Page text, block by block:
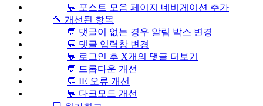
💬 포스트 모음 페이지 네비게이션 추가
🔨 개선된 항목
💬 댓글이 없는 경우 알림 박스 변경
💬 댓글 입력창 변경
💬 로그인 후 X개의 댓글 더보기
💬 드롭다운 개선
💬 IE 오류 개선
💬 다크모드 개선